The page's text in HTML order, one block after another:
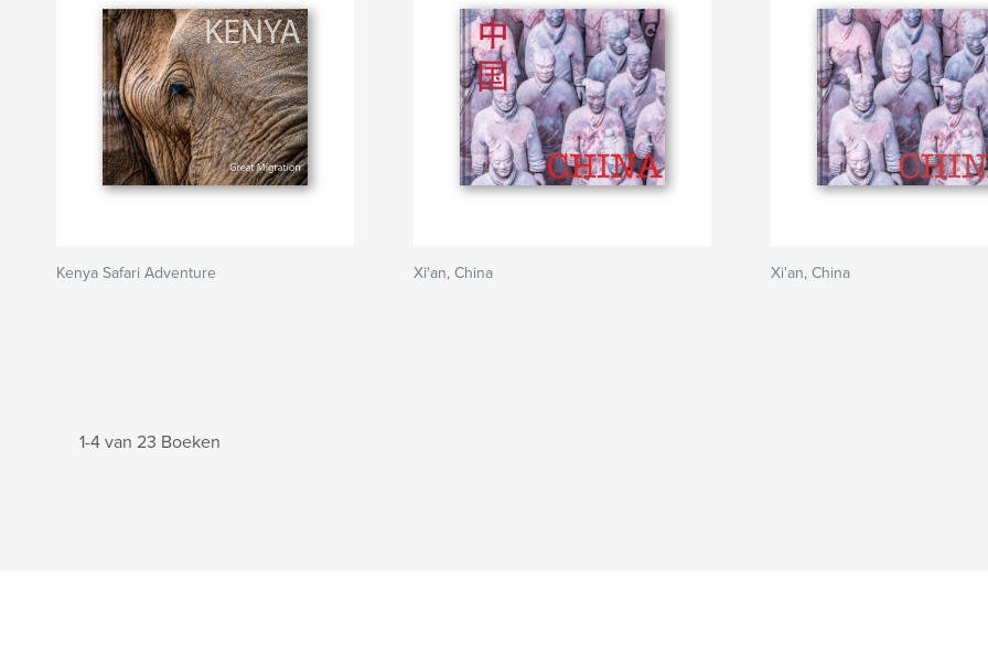
Kenya Safari Adventure Xi'an, China Xi'an, China
1-4 van 23 Boeken